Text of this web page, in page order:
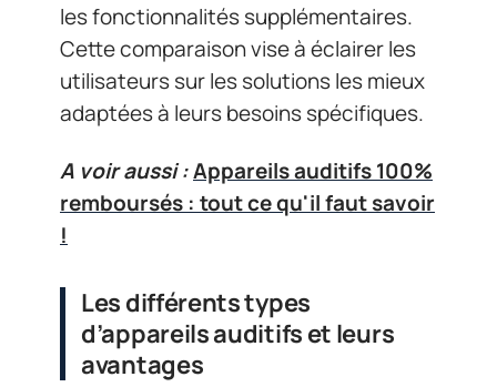
les fonctionnalités supplémentaires.
Cette comparaison vise à éclairer les
utilisateurs sur les solutions les mieux
adaptées à leurs besoins spécifiques.
A voir aussi :Appareils auditifs 100%
remboursés : tout ce qu'il faut savoir
!
Les différents types
d’appareils auditifs et leurs
avantages